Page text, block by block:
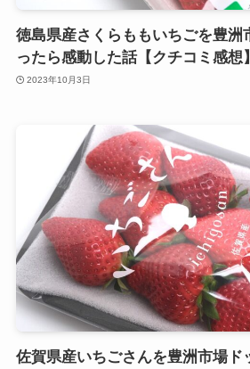
徳島県産さくらももいちごを豊洲
ったら感動した話【クチコミ感想】
2023年10月3日
佐賀県産いちごさんを豊洲市場ド